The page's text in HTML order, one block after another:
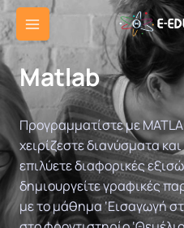
Μετάβαση
στο
περιεχόμενο
Matlab
Προγραμματίστε με
χειρίζεστε διανύσματα
επιλύετε διαφορικές
δημιουργείτε γραφικές
με το μάθημα ‘Εισαγωγή